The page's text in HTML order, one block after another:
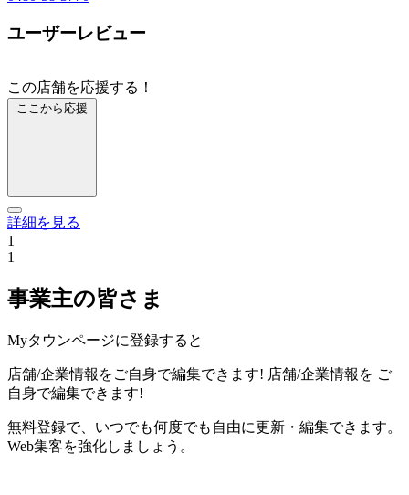
ユーザーレビュー
この店舗を応援する！
ここから応援
詳細を見る
1
1
事業主の皆さま
Myタウンページに登録すると
店舗/企業情報をご自身で編集できます! 店舗/企業情報を ご
自身で編集できます!
無料登録で、いつでも何度でも自由に更新・編集できます。
Web集客を強化しましょう。